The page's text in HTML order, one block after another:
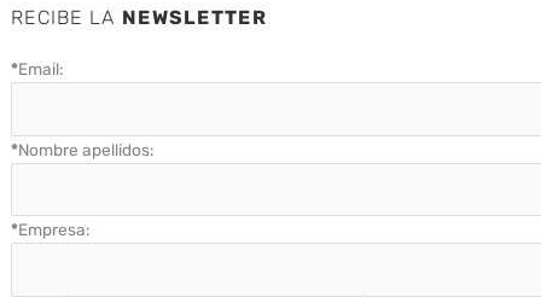
RECIBE LA NEWSLETTER
*Email:
*Nombre apellidos:
*Empresa: